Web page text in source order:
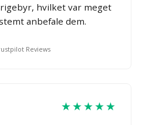
hvilket var meget
anbefale dem.
Reviews
★★★★★